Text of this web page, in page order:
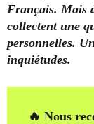
Français. Mais
collectent une
personnelles.
inquiétudes.
🔥 Nous